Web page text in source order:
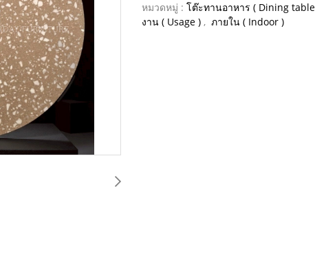
หมวดหมู่ : โต๊ะทานอาหาร ( Dining
งาน ( Usage ) , ภายใน ( Indoor )